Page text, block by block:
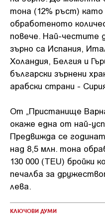
тона (12% ръст) като
обработеното
повече. Най-честите
зърно са Испания,
Холандия, Белгия и
български зърнени
арабски страни -
От „Пристанище
окаже една от най-
Предвижда се
над 8,5 млн. тона
130 000 (TEU) бройки
печалба за
лева.
КЛЮЧОВИ ДУМИ